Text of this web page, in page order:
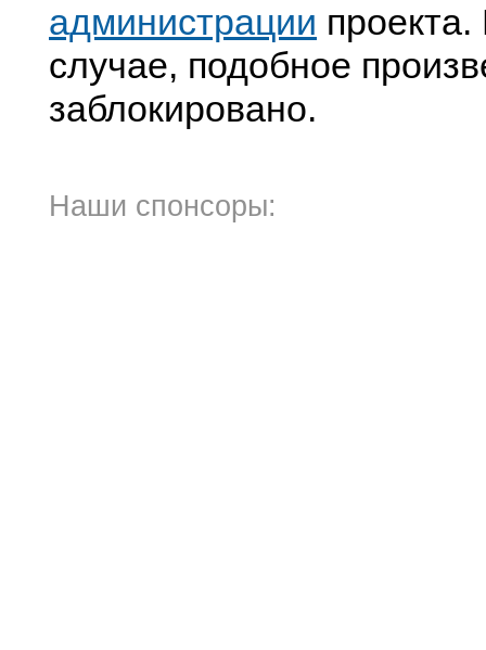
администрации
случае, подобное
заблокировано.
Наши спонсоры: